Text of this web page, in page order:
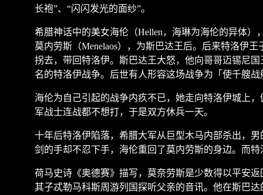
长袍”、 “闪闪发光的面纱”。
希腊神话中的美女海伦（Hellen，海琳为海伦的异体）
莫内劳斯（Menelaos），为斯巴达王后。后来特洛伊
拐去，带回特洛伊。斯巴达王大怒，他向哥哥迈锡尼
名的特洛伊战争。后世有人形容这场战争为「使千艘
海伦为自己引起的战争内疚不已，她走向特洛伊城上
军战士连战都不想打，于是双方休兵一天。
十年后特洛伊陷落，希腊大军从巨型木马内部杀出，
剑的手却不忍下手，海伦重回了莫内劳斯的身边。而
荷马史诗《奥德赛》描写，莫奈劳斯是少数得以平安
其子忒勒马科斯周游列国探听父亲的音讯。他在斯巴